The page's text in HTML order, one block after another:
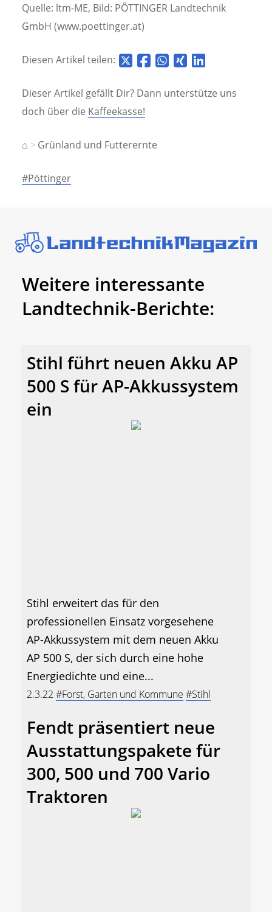
Quelle: ltm-ME, Bild: PÖTTINGER Landtechnik
GmbH (www.poettinger.at)
Diesen Artikel teilen:
Dieser Artikel gefällt Dir? Dann unterstütze uns
doch über die Kaffeekasse!
⌂ Grünland und Futterernte
#Pöttinger
Weitere interessante
Landtechnik-Berichte:
Stihl führt neuen Akku AP
500 S für AP-Akkussystem
ein
Stihl erweitert das für den
professionellen Einsatz vorgesehene
AP-Akkussystem mit dem neuen Akku
AP 500 S, der sich durch eine hohe
Energiedichte und eine...
2.3.22 #Forst, Garten und Kommune #Stihl
Fendt präsentiert neue
Ausstattungspakete für
300, 500 und 700 Vario
Traktoren